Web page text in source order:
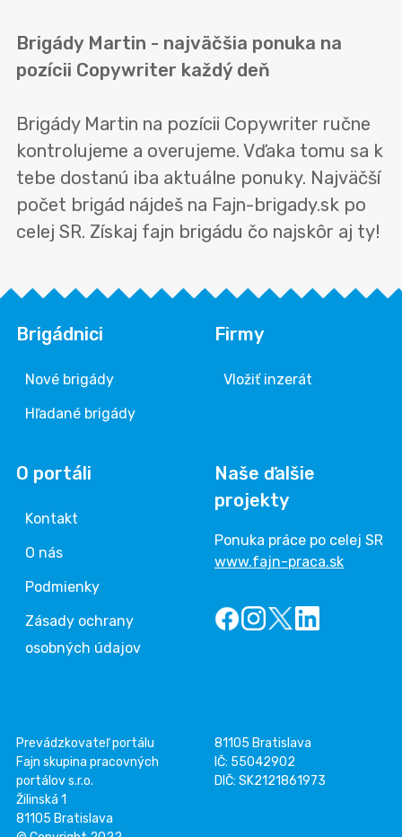
Brigády Martin - najväčšia ponuka na
pozícii Copywriter každý deň
Brigády Martin na pozícii Copywriter ručne
kontrolujeme a overujeme. Vďaka tomu sa k
tebe dostanú iba aktuálne ponuky. Najväčší
počet brigád nájdeš na Fajn-brigady.sk po
celej SR. Získaj fajn brigádu čo najskôr aj ty!
Brigádnici
Nové brigády
Hľadané brigády
Firmy
Vložiť inzerát
O portáli
Kontakt
O nás
Podmienky
Zásady ochrany
osobných údajov
Naše ďalšie
projekty
Ponuka práce po celej SR
www.fajn-praca.sk
Prevádzkovateľ portálu
Fajn skupina pracovných
portálov s.r.o.
Žilinská 1
81105 Bratislava
81105 Bratislava
IČ: 55042902
DIČ: SK2121861973